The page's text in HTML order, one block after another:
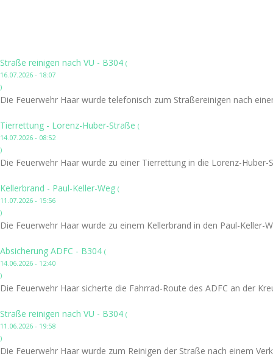
Straße reinigen nach VU - B304 (
16.07.2026 - 18:07
)
Die Feuerwehr Haar wurde telefonisch zum Straßereinigen nach
Tierrettung - Lorenz-Huber-Straße (
14.07.2026 - 08:52
)
Die Feuerwehr Haar wurde zu einer Tierrettung in die Lorenz-Huber-
Kellerbrand - Paul-Keller-Weg (
11.07.2026 - 15:56
)
Die Feuerwehr Haar wurde zu einem Kellerbrand in den Paul-Keller-
Absicherung ADFC - B304 (
14.06.2026 - 12:40
)
Die Feuerwehr Haar sicherte die Fahrrad-Route des ADFC an der
Straße reinigen nach VU - B304 (
11.06.2026 - 19:58
)
Die Feuerwehr Haar wurde zum Reinigen der Straße nach einem